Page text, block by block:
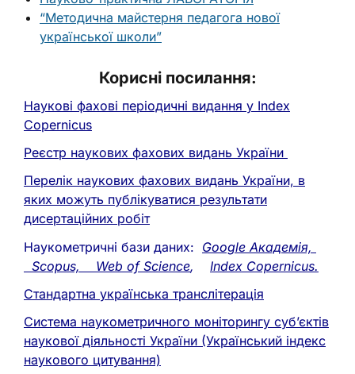
“Методична майстерня педагога нової
української школи”
Корисні посилання:
Наукові фахові періодичні видання у Index
Copernicus
Реєстр наукових фахових видань України
Перелік наукових фахових видань України, в
яких можуть публікуватися результати
дисертаційних робіт
Наукометричні бази даних: Google Академія,
Scopus, Web of Science, Index Copernicus.
Стандартна українська транслітерація
Система наукометричного моніторингу суб’єктів
наукової діяльності України (Український індекс
наукового цитування)